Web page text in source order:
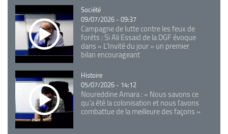
Catégorie
Société
09/07/2026 - 09:37
Campagne de lutte contre les feux de
forêts : Si Ali Essaid de la DGF évoque
dans « L'Invité du jour » un premier
bilan encourageant
Catégorie
Histoire
05/07/2026 - 14:12
Noureddine Amara : « Nous savons ce
qu’a été la colonisation et nous l’avons
combattue de la meilleure des façons »